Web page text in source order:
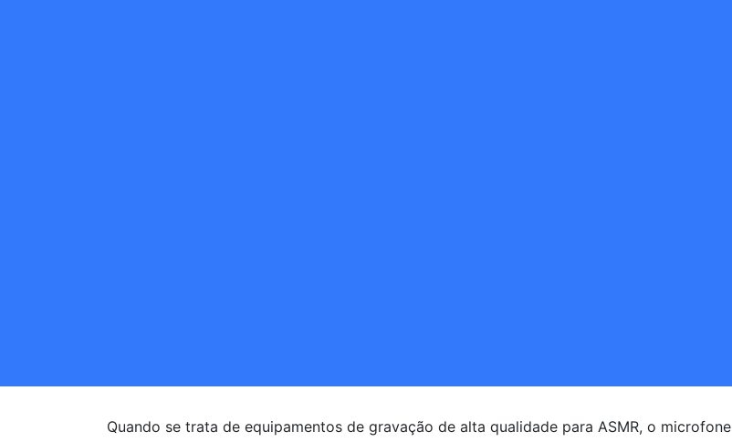
Quando se trata de equipamentos de gravação de alta qualidade para ASMR, o microfone